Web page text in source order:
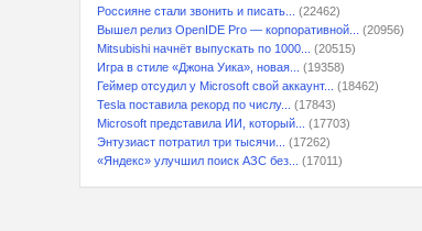
Россияне стали звонить и писать...
(22462)
Вышел релиз OpenIDE Pro — корпоративной...
(20956)
Mitsubishi начнёт выпускать по 1000...
(20515)
Игра в стиле «Джона Уика», новая...
(19358)
Геймер отсудил у Microsoft свой аккаунт...
(18462)
Tesla поставила рекорд по числу...
(17843)
Microsoft представила ИИ, который...
(17703)
Энтузиаст потратил три тысячи...
(17262)
«Яндекс» улучшил поиск АЗС без...
(17011)